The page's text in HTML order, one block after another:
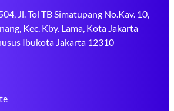
Jl. Tol TB Simatupang No.Kav. 10,
Kec. Kby. Lama, Kota Jakarta
Ibukota Jakarta 12310